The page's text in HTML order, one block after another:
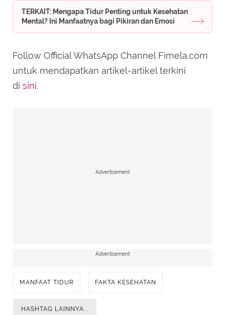
TERKAIT: Mengapa Tidur Penting untuk Kesehatan
Mental? Ini Manfaatnya bagi Pikiran dan Emosi
Follow Official WhatsApp Channel Fimela.com
untuk mendapatkan artikel-artikel terkini
di sini.
Advertisement
Advertisement
MANFAAT TIDUR FAKTA KESEHATAN
HASHTAG LAINNYA...